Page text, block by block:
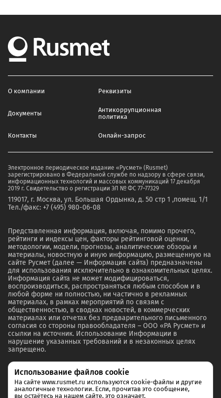
О компании Реквизиты
Документы
Антикоррупционная
политика
Контакты Онлайн-запрос
Электронное периодическое издание «Русмет» (Rusmet)
зарегистрировано в Федеральной службе по надзору в сфере связи,
информационных технологий и массовых коммуникаций 17 декабря
2019 г. Свидетельство о регистрации ЭЛ № ФС 77–77329
119017, г. Москва, ул. Большая Ордынка, д. 50 стр 1 ,помещ. 1/1
Тел./факс: +7 (495) 980-06-08
Представленная информация, включая, помимо прочего,
рейтинги и индексы цен, факторы рейтинговой оценки,
методологии, модели, прогнозы, аналитические обзоры и
материалы, новостную и иную информацию, размещенную на
сайте Русмет (далее — Информация сайта) предназначены
для использования исключительно в ознакомительных целях.
Информация сайта не может модифицироваться,
воспроизводиться, распространяться любым способом и в
любой форме ни полностью, ни частично в рекламных
материалах, в рамках мероприятий по связям с
общественностью, в сводках новостей, в коммерческих
материалах или отчетах без предварительного письменного
согласия со стороны правообладателя – ООО «РА Русмет» и
ссылки на источник. Использование Информации в
нарушение указанных требований и в незаконных целях
запрещено.
Использование файлов cookie
На сайте www.rusmet.ru используются cookie-файлы и другие
аналогичные технологии. Если, прочитав это сообщение,
вы остаётесь на нашем сайте, это означает,